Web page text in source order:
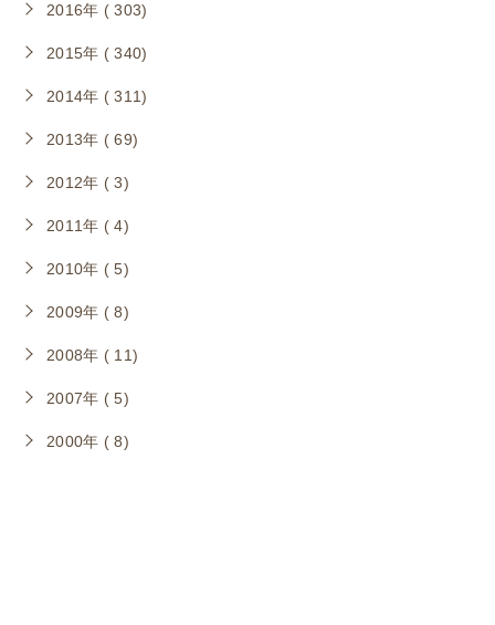
2016年 ( 303)
2015年 ( 340)
2014年 ( 311)
2013年 ( 69)
2012年 ( 3)
2011年 ( 4)
2010年 ( 5)
2009年 ( 8)
2008年 ( 11)
2007年 ( 5)
2000年 ( 8)